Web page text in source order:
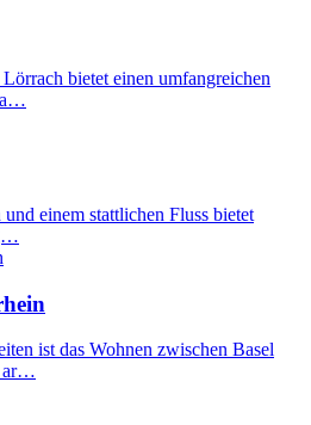
bietet einen umfangreichen
einem stattlichen Fluss bietet
ist das Wohnen zwischen Basel
ar…